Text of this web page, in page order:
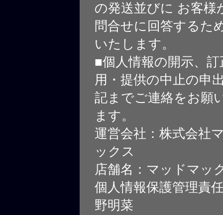
の発送並びに お客様
問合せに回答するた
いたします。
■個人情報の開示、
用・提供の中止の申
記までご連絡をお願
ます。
運営会社：株式会社
ックス
店舗名：マッドマッ
個人情報保護管理責
野明菜